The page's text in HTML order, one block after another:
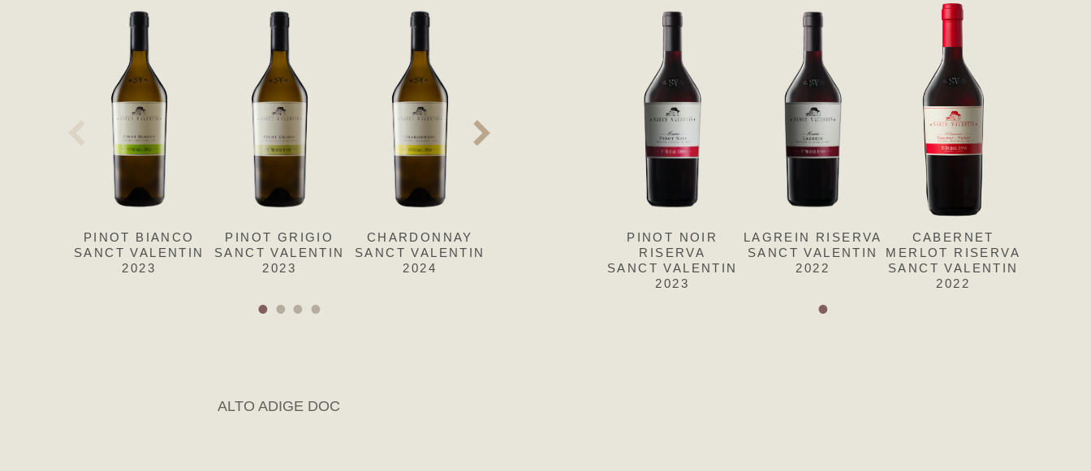
PINOT BIANCO
SANCT VALENTIN
2023
PINOT GRIGIO
SANCT VALENTIN
2023
CHARDONNAY
SANCT VALENTIN
2024
GEWÜRZTRAMINE
R
SANCT VALENTIN
2025
PASSITO
COMTESS
SANCT VALENTIN
PINOT NOIR
RISERVA
SANCT VALENTIN
2023
LAGREIN RISERVA
SANCT VALENTIN
2022
CABERNET
MERLOT RISERVA
SANCT VALENTIN
2022
ALTO ADIGE DOC